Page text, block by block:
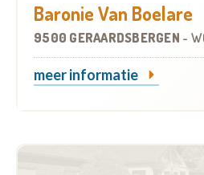
Baronie Van Boelare
9500 GERAARDSBERGEN -
meer informatie